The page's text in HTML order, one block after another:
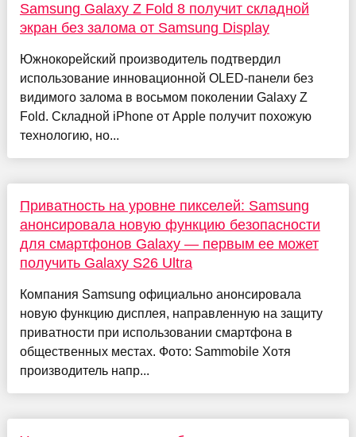
Samsung Galaxy Z Fold 8 получит складной
экран без залома от Samsung Display
Южнокорейский производитель подтвердил
использование инновационной OLED-панели без
видимого залома в восьмом поколении Galaxy Z
Fold. Складной iPhone от Apple получит похожую
технологию, но...
Приватность на уровне пикселей: Samsung
анонсировала новую функцию безопасности
для смартфонов Galaxy — первым ее может
получить Galaxy S26 Ultra
Компания Samsung официально анонсировала
новую функцию дисплея, направленную на защиту
приватности при использовании смартфона в
общественных местах. Фото: Sammobile Хотя
производитель напр...